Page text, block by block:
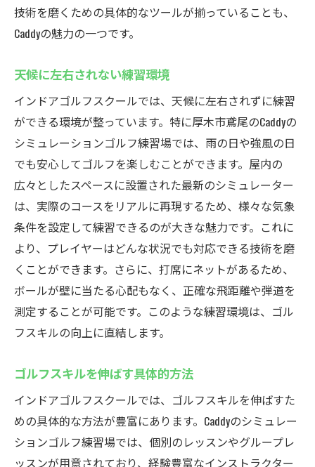
技術を磨くための具体的なツールが揃っていることも、
Caddyの魅力の一つです。
天候に左右されない練習環境
インドアゴルフスクールでは、天候に左右されずに練習
ができる環境が整っています。特に厚木市鳶尾のCaddyの
シミュレーションゴルフ練習場では、雨の日や強風の日
でも安心してゴルフを楽しむことができます。屋内の
広々としたスペースに設置された最新のシミュレーター
は、実際のコースをリアルに再現するため、様々な気象
条件を設定して練習できるのが大きな魅力です。これに
より、プレイヤーはどんな状況でも対応できる技術を磨
くことができます。さらに、打席にネットがあるため、
ボールが壁に当たる心配もなく、正確な飛距離や弾道を
測定することが可能です。このような練習環境は、ゴル
フスキルの向上に直結します。
ゴルフスキルを伸ばす具体的方法
インドアゴルフスクールでは、ゴルフスキルを伸ばすた
めの具体的な方法が豊富にあります。Caddyのシミュレー
ションゴルフ練習場では、個別のレッスンやグループレ
ッスンが用意されており、経験豊富なインストラクター